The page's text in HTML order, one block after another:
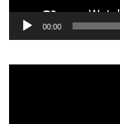
00:00